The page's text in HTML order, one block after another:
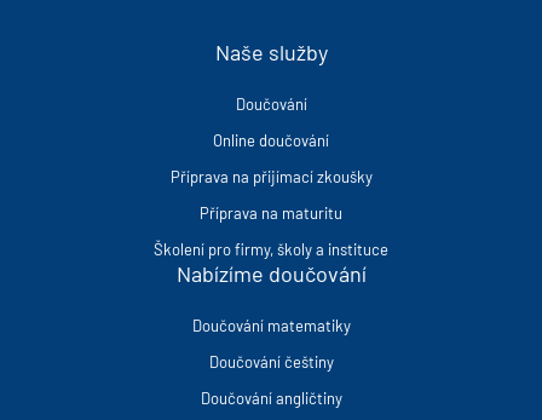
Naše služby
Doučování
Online doučování
Příprava na přijímací zkoušky
Příprava na maturitu
Školení pro firmy, školy a instituce
Nabízíme doučování
Doučování matematiky
Doučování češtiny
Doučování angličtiny